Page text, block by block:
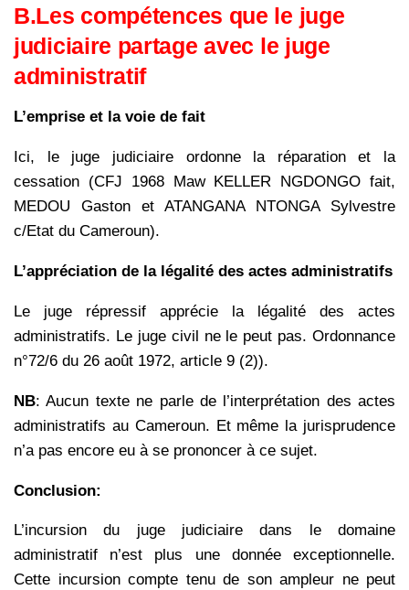
B.Les compétences que le juge
judiciaire partage avec le juge
administratif
L’emprise et la voie de fait
Ici, le juge judiciaire ordonne la réparation et la
cessation (CFJ 1968 Maw KELLER NGDONGO fait,
MEDOU Gaston et ATANGANA NTONGA Sylvestre
c/Etat du Cameroun).
L’appréciation de la légalité des actes administratifs
Le juge répressif apprécie la légalité des actes
administratifs. Le juge civil ne le peut pas. Ordonnance
n°72/6 du 26 août 1972, article 9 (2)).
NB: Aucun texte ne parle de l’interprétation des actes
administratifs au Cameroun. Et même la jurisprudence
n’a pas encore eu à se prononcer à ce sujet.
Conclusion:
L’incursion du juge judiciaire dans le domaine
administratif n’est plus une donnée exceptionnelle.
Cette incursion compte tenu de son ampleur ne peut